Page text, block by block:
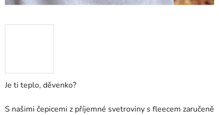
Je ti teplo, děvenko?
S našimi čepicemi z příjemné svetroviny s fleecem zaručeně